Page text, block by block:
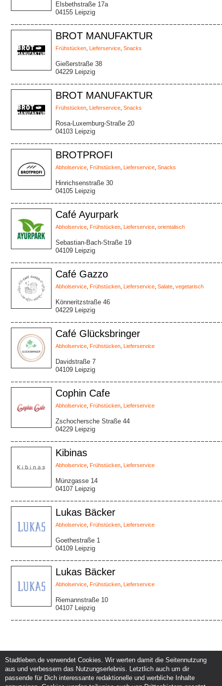
Elsbethstraße 17a
04155 Leipzig
BROT MANUFAKTUR
Frühstücken Lieferservice Snacks
Gießerstraße 38
04229 Leipzig
BROT MANUFAKTUR
Frühstücken Lieferservice Snacks
Rosa-Luxemburg-Straße 20
04103 Leipzig
BROTPROFI
Abholservice Frühstücken Lieferservice Snacks
Hinrichsenstraße 30
04105 Leipzig
Café Ayurpark
Abholservice Frühstücken Lieferservice orientalisch
Sebastian-Bach-Straße 19
04109 Leipzig
Café Gazzo
Abholservice Frühstücken Lieferservice Salate vegetarisch
Könneritzstraße 46
04229 Leipzig
Café Glücksbringer
Abholservice Frühstücken Lieferservice
Davidstraße 7
04109 Leipzig
Cophin Cafe
Abholservice Frühstücken Lieferservice
Zschochersche Straße 44
04229 Leipzig
Kibinas
Abholservice Frühstücken Lieferservice
Münzgasse 14
04107 Leipzig
Lukas Bäcker
Abholservice Frühstücken Lieferservice
Goethestraße 1
04109 Leipzig
Lukas Bäcker
Abholservice Frühstücken Lieferservice
Riemannstraße 10
04107 Leipzig
Service und Support
Kontakt
Kunden und Partner
Events eintragen
Stadtleben.de verwendet Cookies. Wir werten damit die Seitennutzung
aus und verbessern das Nutzungserlebnis. Letztlich auch um dir
passende für Dich interessante redaktionelle und werbliche Inhalte